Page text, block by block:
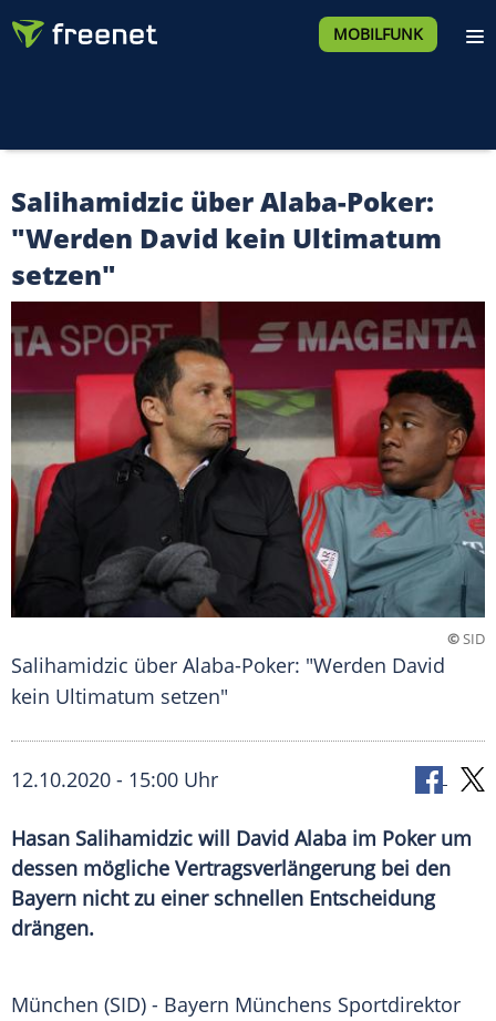
MOBILFUNK
Salihamidzic über Alaba-Poker:
"Werden David kein Ultimatum
setzen"
©SID
Salihamidzic über Alaba-Poker: "Werden David
kein Ultimatum setzen"
12.10.2020 - 15:00 Uhr
Hasan Salihamidzic will David Alaba im Poker um
dessen mögliche Vertragsverlängerung bei den
Bayern nicht zu einer schnellen Entscheidung
drängen.
München (SID) - Bayern Münchens Sportdirektor